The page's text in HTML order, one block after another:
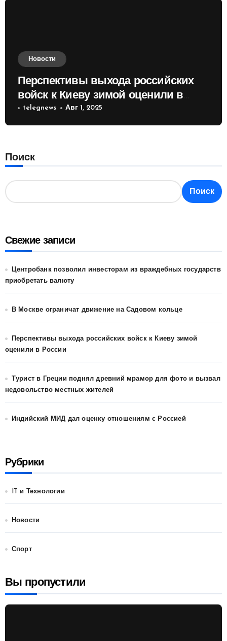
Новости
Перспективы выхода российских
войск к Киеву зимой оценили в
России
telegnews Авг 1, 2025
Поиск
Поиск
Свежие записи
Центробанк позволил инвесторам из враждебных государств
приобретать валюту
В Москве ограничат движение на Садовом кольце
Перспективы выхода российских войск к Киеву зимой
оценили в России
Турист в Греции поднял древний мрамор для фото и вызвал
недовольство местных жителей
Индийский МИД дал оценку отношениям с Россией
Рубрики
IT и Технологии
Новости
Спорт
Вы пропустили